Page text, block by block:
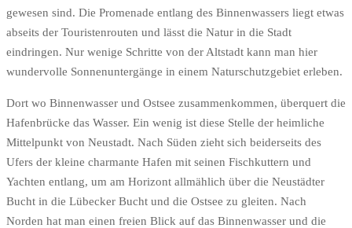
gewesen sind. Die Promenade entlang des Binnenwassers liegt etwas
abseits der Touristenrouten und lässt die Natur in die Stadt
eindringen. Nur wenige Schritte von der Altstadt kann man hier
wundervolle Sonnenuntergänge in einem Naturschutzgebiet erleben.
Dort wo Binnenwasser und Ostsee zusammenkommen, überquert die
Hafenbrücke das Wasser. Ein wenig ist diese Stelle der heimliche
Mittelpunkt von Neustadt. Nach Süden zieht sich beiderseits des
Ufers der kleine charmante Hafen mit seinen Fischkuttern und
Yachten entlang, um am Horizont allmählich über die Neustädter
Bucht in die Lübecker Bucht und die Ostsee zu gleiten. Nach
Norden hat man einen freien Blick auf das Binnenwasser und die